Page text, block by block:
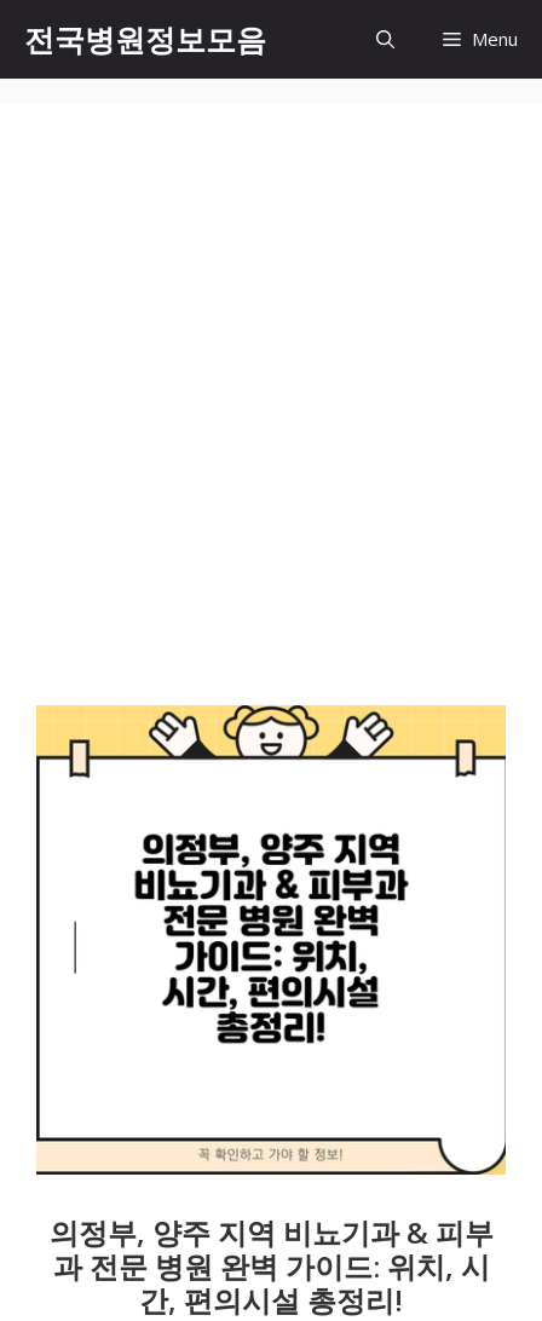
츠
전국병원정보모음 Menu
의정부, 양주 지역 비뇨기과 & 피부
과 전문 병원 완벽 가이드: 위치, 시
간, 편의시설 총정리!